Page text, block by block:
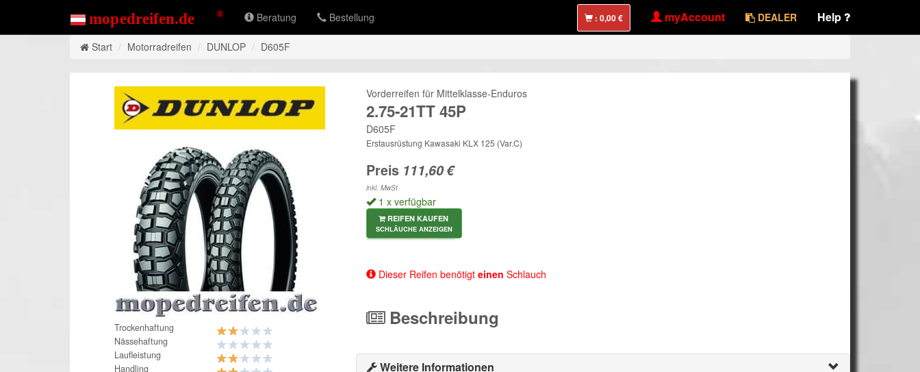
Beratung Bestellung : myAccount DEALER Help
Start Motorradreifen DUNLOP D605F
Trockenhaftung
Nässehaftung
Laufleistung
Handling
Vorderreifen für Mittelklasse-Enduros
2.75-21TT 45P
D605F
Erstausrüstung Kawasaki KLX 125 (Var.C)
Preis
inkl. MwSt
1 x verfügbar
REIFEN KAUFEN
SCHLÄUCHE ANZEIGEN
Dieser Reifen benötigteinen Schlauch
Beschreibung
Weitere Informationen